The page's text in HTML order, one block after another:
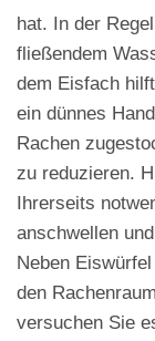
hat. In der
fließendem
dem Eisfach
ein dünnes
Rachen
zu reduzieren.
Ihrerseits
anschwellen
Neben
den
versuchen Sie